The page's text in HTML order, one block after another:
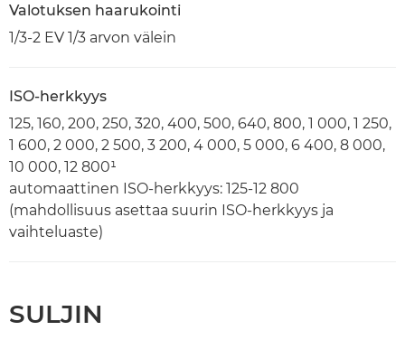
Valotuksen haarukointi
1/3-2 EV 1/3 arvon välein
ISO-herkkyys
125, 160, 200, 250, 320, 400, 500, 640, 800, 1 000, 1 250,
1 600, 2 000, 2 500, 3 200, 4 000, 5 000, 6 400, 8 000,
10 000, 12 800¹
automaattinen ISO-herkkyys: 125-12 800
(mahdollisuus asettaa suurin ISO-herkkyys ja
vaihteluaste)
SULJIN